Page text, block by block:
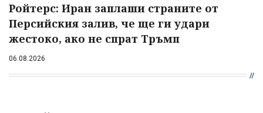
Ройтерс: Иран заплаши страните от
Персийския залив, че ще ги удари
жестоко, ако не спрат Тръмп
06.08.2026